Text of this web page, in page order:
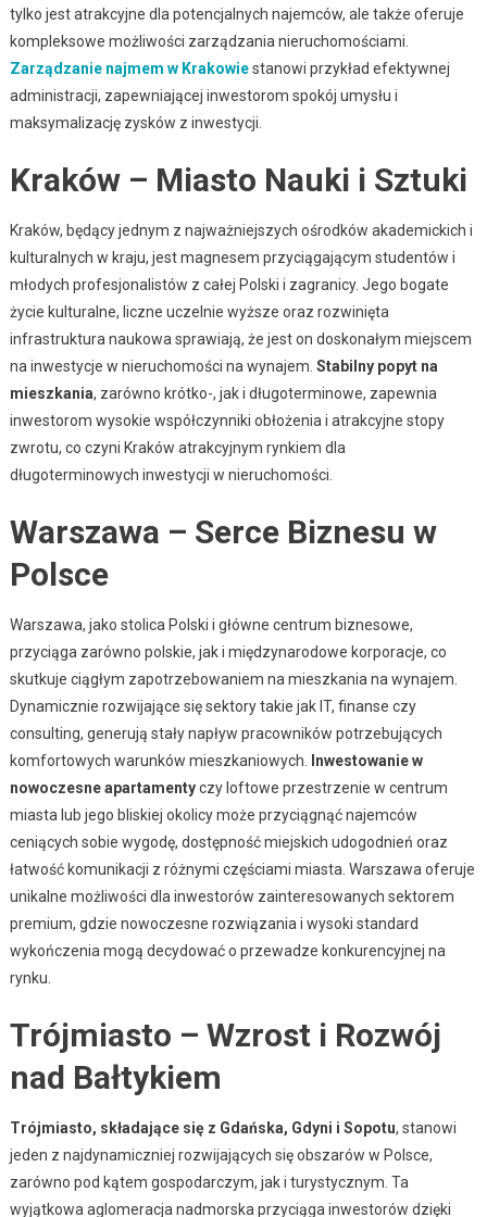
tylko jest atrakcyjne dla potencjalnych najemców, ale także oferuje
kompleksowe możliwości zarządzania nieruchomościami.
Zarządzanie najmem w Krakowiestanowi przykład efektywnej
administracji, zapewniającej inwestorom spokój umysłu i
maksymalizację zysków z inwestycji.
Kraków – Miasto Nauki i Sztuki
Kraków, będący jednym z najważniejszych ośrodków akademickich i
kulturalnych w kraju, jest magnesem przyciągającym studentów i
młodych profesjonalistów z całej Polski i zagranicy. Jego bogate
życie kulturalne, liczne uczelnie wyższe oraz rozwinięta
infrastruktura naukowa sprawiają, że jest on doskonałym miejscem
na inwestycje w nieruchomości na wynajem. Stabilny popyt na
mieszkania, zarówno krótko-, jak i długoterminowe, zapewnia
inwestorom wysokie współczynniki obłożenia i atrakcyjne stopy
zwrotu, co czyni Kraków atrakcyjnym rynkiem dla
długoterminowych inwestycji w nieruchomości.
Warszawa – Serce Biznesu w
Polsce
Warszawa, jako stolica Polski i główne centrum biznesowe,
przyciąga zarówno polskie, jak i międzynarodowe korporacje, co
skutkuje ciągłym zapotrzebowaniem na mieszkania na wynajem.
Dynamicznie rozwijające się sektory takie jak IT, finanse czy
consulting, generują stały napływ pracowników potrzebujących
komfortowych warunków mieszkaniowych.
Inwestowanie w
nowoczesne apartamentyczy loftowe przestrzenie w centrum
miasta lub jego bliskiej okolicy może przyciągnąć najemców
ceniących sobie wygodę, dostępność miejskich udogodnień oraz
łatwość komunikacji z różnymi częściami miasta. Warszawa oferuje
unikalne możliwości dla inwestorów zainteresowanych sektorem
premium, gdzie nowoczesne rozwiązania i wysoki standard
wykończenia mogą decydować o przewadze konkurencyjnej na
rynku.
Trójmiasto – Wzrost i Rozwój
nad Bałtykiem
Trójmiasto, składające się z Gdańska, Gdyni i Sopotu, stanowi
jeden z najdynamiczniej rozwijających się obszarów w Polsce,
zarówno pod kątem gospodarczym, jak i turystycznym. Ta
wyjątkowa aglomeracja nadmorska przyciąga inwestorów dzięki